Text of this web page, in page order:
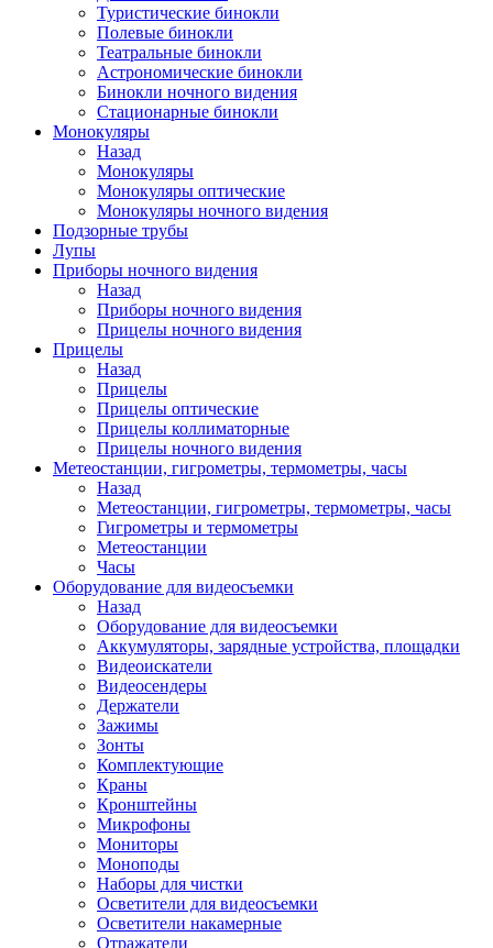
Туристические бинокли
Полевые бинокли
Театральные бинокли
Астрономические бинокли
Бинокли ночного видения
Стационарные бинокли
Монокуляры
Назад
Монокуляры
Монокуляры оптические
Монокуляры ночного видения
Подзорные трубы
Лупы
Приборы ночного видения
Назад
Приборы ночного видения
Прицелы ночного видения
Прицелы
Назад
Прицелы
Прицелы оптические
Прицелы коллиматорные
Прицелы ночного видения
Метеостанции, гигрометры, термометры, часы
Назад
Метеостанции, гигрометры, термометры, часы
Гигрометры и термометры
Метеостанции
Часы
Оборудование для видеосъемки
Назад
Оборудование для видеосъемки
Аккумуляторы, зарядные устройства, площадки
Видеоискатели
Видеосендеры
Держатели
Зажимы
Зонты
Комплектующие
Краны
Кронштейны
Микрофоны
Мониторы
Моноподы
Наборы для чистки
Осветители для видеосъемки
Осветители накамерные
Отражатели